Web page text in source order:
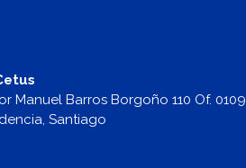
Manuel Barros Borgoño 110 Of. 0109
Santiago